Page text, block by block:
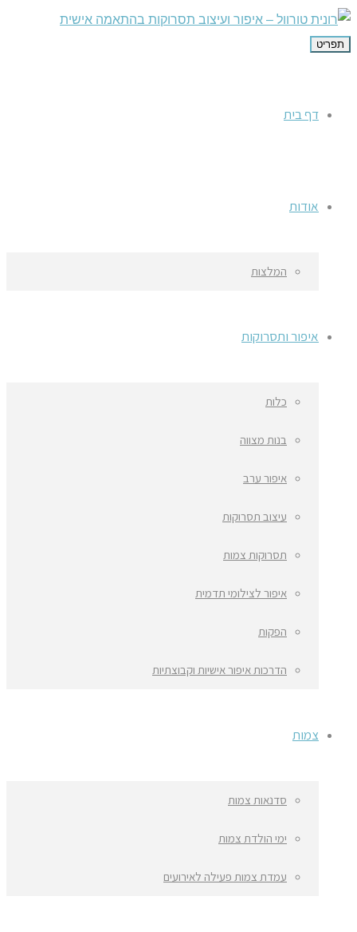
תפריט
דף בית
אודות
המלצות
איפור ותסרוקות
כלות
בנות מצווה
איפור ערב
עיצוב תסרוקות
תסרוקות צמות
איפור לצילומי תדמית
הפקות
הדרכות איפור אישיות וקבוצתיות
צמות
סדנאות צמות
ימי הולדת צמות
עמדת צמות פעילה לאירועים